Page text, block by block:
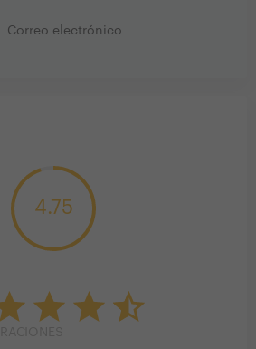
Correo electrónico
4.75